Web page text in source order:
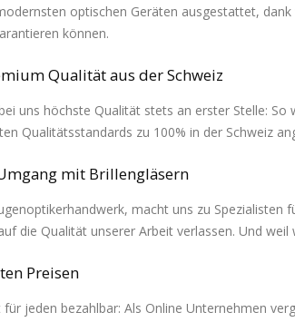
optischen Geräten ausgestattet,
können.
Qualität aus der Schweiz
uns höchste Qualität stets an erster Stelle:
Qualitätsstandards zu 100% in der Schweiz
mit Brillengläsern
macht uns zu
die Qualität unserer Arbeit verlassen. Und
Preisen
jeden bezahlbar: Als Online Unternehmen